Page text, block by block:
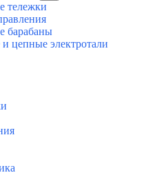
тележки
барабаны
цепные электротали